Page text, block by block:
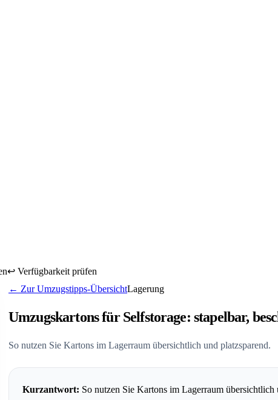
↩️ Verfügbarkeit prüfen
← Zur Umzugstipps-ÜbersichtLagerung
Umzugskartons für Selfstorage: stapelbar,
So nutzen Sie Kartons im Lagerraum übersichtlich und platzsparend.
Kurzantwort: So nutzen Sie Kartons im Lagerraum